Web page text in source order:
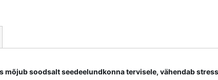
soodsalt seedeelundkonna tervisele, vähendab